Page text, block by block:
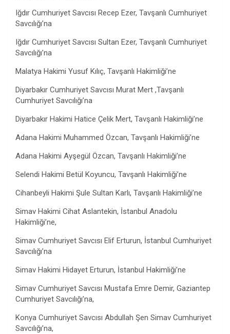
Iğdır Cumhuriyet Savcısı Recep Ezer, Tavşanlı Cumhuriyet
Savcılığı’na
Iğdır Cumhuriyet Savcısı Sultan Ezer, Tavşanlı Cumhuriyet
Savcılığı’na
Malatya Hakimi Yusuf Kılıç, Tavşanlı Hakimliği’ne
Diyarbakır Cumhuriyet Savcısı Murat Mert ,Tavşanlı
Cumhuriyet Savcılığı’na
Diyarbakır Hakimi Hatice Çelik Mert, Tavşanlı Hakimliği’ne
Adana Hakimi Muhammed Özcan, Tavşanlı Hakimliği’ne
Adana Hakimi Ayşegül Özcan, Tavşanlı Hakimliği’ne
Selendi Hakimi Betül Koyuncu, Tavşanlı Hakimliği’ne
Cihanbeyli Hakimi Şule Sultan Karlı, Tavşanlı Hakimliği’ne
Simav Hakimi Cihat Aslantekin, İstanbul Anadolu
Hakimliği’ne,
Simav Cumhuriyet Savcısı Elif Erturun, İstanbul Cumhuriyet
Savcılığı’na
Simav Hakimi Hidayet Erturun, İstanbul Hakimliği’ne
Simav Cumhuriyet Savcısı Mustafa Emre Demir, Gaziantep
Cumhuriyet Savcılığı’na,
Konya Cumhuriyet Savcısı Abdullah Şen Simav Cumhuriyet
Savcılığı’na,